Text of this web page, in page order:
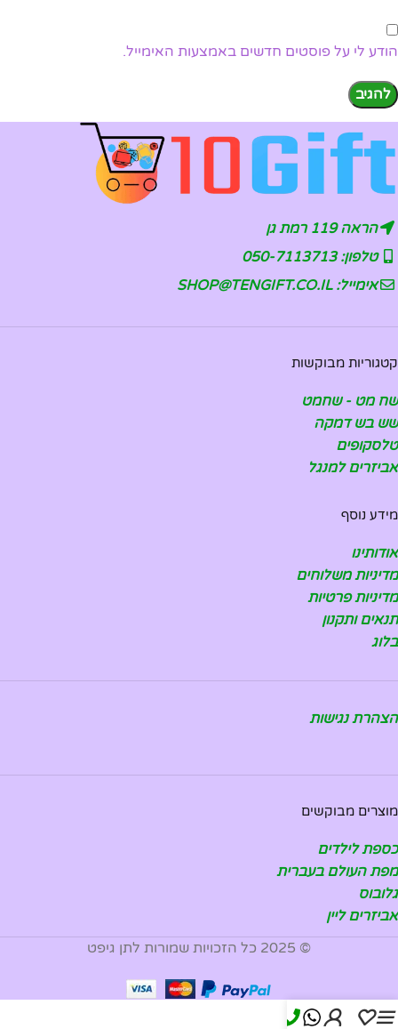
הודע לי על פוסטים חדשים באמצעות האימייל.
הראה 119 רמת גן
טלפון: 050-7113713
אימייל: SHOP@TENGIFT.CO.IL
קטגוריות מבוקשות
שח מט - שחמט
שש בש דמקה
טלסקופים
אביזרים למנגל
מידע נוסף
אודותינו
מדיניות משלוחים
מדיניות פרטיות
תנאים ותקנון
בלוג
הצהרת נגישות
מוצרים מבוקשים
כספת לילדים
מפת העולם בעברית
גלובוס
אביזרים ליין
© 2025 כל הזכויות שמורות לתן גיפט